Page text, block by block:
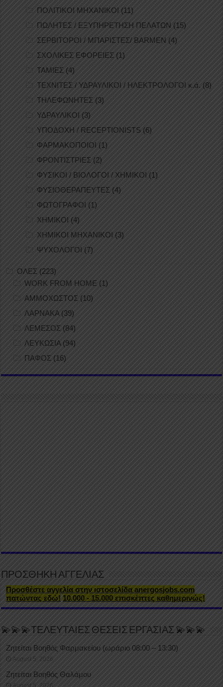
ΠΟΛΙΤΙΚΟΙ ΜΗΧΑΝΙΚΟΙ (11)
ΠΩΛΗΤΕΣ / ΕΞΥΠΗΡΕΤΗΣΗ ΠΕΛΑΤΩΝ (15)
ΣΕΡΒΙΤΟΡΟΙ / ΜΠΑΡΙΣΤΕΣ/ BARMEN (4)
ΣΧΟΛΙΚΕΣ ΕΦΟΡΕΙΕΣ (1)
ΤΑΜΙΕΣ (4)
ΤΕΧΝΙΤΕΣ / ΥΔΡΑΥΛΙΚΟΙ / ΗΛΕΚΤΡΟΛΟΓΟΙ κ.ά. (8)
ΤΗΛΕΦΩΝΗΤΕΣ (3)
ΥΔΡΑΥΛΙΚΟΙ (3)
ΥΠΟΔΟΧΗ / RECEPTIONISTS (6)
ΦΑΡΜΑΚΟΠΟΙΟΙ (1)
ΦΡΟΝΤΙΣΤΡΙΕΣ (2)
ΦΥΣΙΚΟΙ / ΒΙΟΛΟΓΟΙ / ΧΗΜΙΚΟΙ (1)
ΦΥΣΙΟΘΕΡΑΠΕΥΤΕΣ (4)
ΦΩΤΟΓΡΑΦΟΙ (1)
ΧΗΜΙΚΟΙ (4)
ΧΗΜΙΚΟΙ ΜΗΧΑΝΙΚΟΙ (3)
ΨΥΧΟΛΟΓΟΙ (7)
ΟΛΕΣ (223)
WORK FROM HOME (1)
ΑΜΜΟΧΩΣΤΟΣ (10)
ΛΑΡΝΑΚΑ(39)
ΛΕΜΕΣΟΣ (84)
ΛΕΥΚΩΣΙΑ(94)
ΠΑΦΟΣ (16)
ΠΡΟΣΘΗΚΗ ΑΓΓΕΛΙΑΣ
Προσθέστε αγγελία στην ιστοσελίδα anergosjobs.com
πατώντας εδώ! 10.000 - 15.000 επισκέπτες καθημερινώς!
💫💫💫ΤΕΛΕΥΤΑΙΕΣ ΘΕΣΕΙΣ ΕΡΓΑΣΙΑΣ 💫💫💫
Ζητείται Βοηθός Φαρμακείου (ωράριο 08:00 – 13:30)
August 5, 2026
Ζητείται Βοηθός Θαλάμου
August 5, 2026